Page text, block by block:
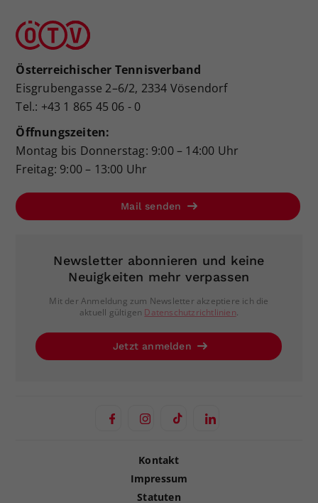
Österreichischer Tennisverband
Eisgrubengasse 2–6/2, 2334 Vösendorf
Tel.: +43 1 865 45 06 - 0
Öffnungszeiten:
Montag bis Donnerstag: 9:00 – 14:00 Uhr
Freitag: 9:00 – 13:00 Uhr
Mail senden
Newsletter abonnieren und keine
Neuigkeiten mehr verpassen
Mit der Anmeldung zum Newsletter akzeptiere ich die
aktuell gültigen Datenschutzrichtlinien.
Jetzt anmelden
Kontakt
Impressum
Statuten